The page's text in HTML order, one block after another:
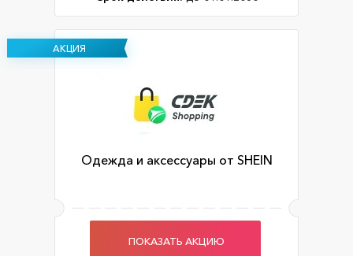
АКЦИЯ
Одежда и аксессуары от SHEIN
ПОКАЗАТЬ АКЦИЮ